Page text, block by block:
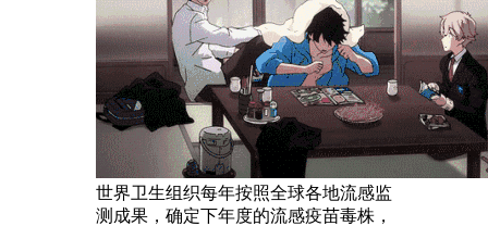
世界卫生组织每年按照全球各地流感监
测成果，确定下年度的流感疫苗毒株，